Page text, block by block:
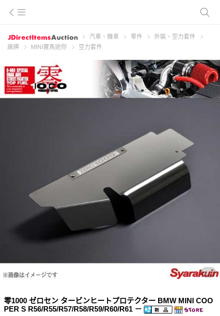
汽車、機車 零件
外裝、空力套件
廠牌
MINI寶馬迷你 空力套件
1 / 2
零1000 ゼロセン タービンヒートプロテクター BMW MINI COO
PER S R56/R55/R57/R58/R59/R60/R61 －